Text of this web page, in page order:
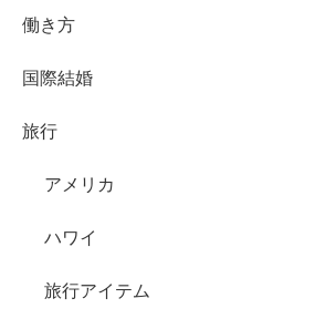
働き方
国際結婚
旅行
アメリカ
ハワイ
旅行アイテム